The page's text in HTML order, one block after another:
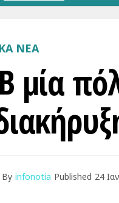
ΝΕΑ
μία
By infonotia Published 24